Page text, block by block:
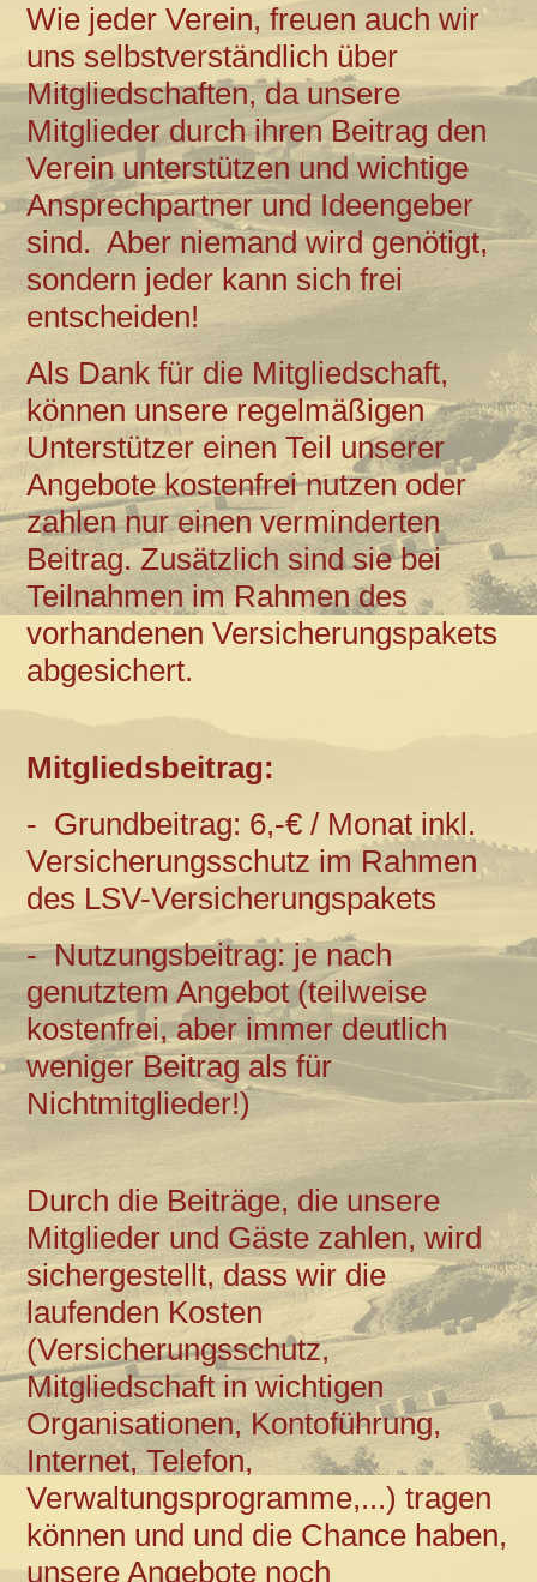
Wie jeder Verein, freuen auch wir
uns selbstverständlich über
Mitgliedschaften, da unsere
Mitglieder durch ihren Beitrag den
Verein unterstützen und wichtige
Ansprechpartner und Ideengeber
sind. Aber niemand wird genötigt,
sondern jeder kann sich frei
entscheiden!
Als Dank für die Mitgliedschaft,
können unsere regelmäßigen
Unterstützer einen Teil unserer
Angebote kostenfrei nutzen oder
zahlen nur einen verminderten
Beitrag. Zusätzlich sind sie bei
Teilnahmen im Rahmen des
vorhandenen Versicherungspakets
abgesichert.
Mitgliedsbeitrag:
- Grundbeitrag: 6,-€ / Monat inkl.
Versicherungsschutz im Rahmen
des LSV-Versicherungspakets
- Nutzungsbeitrag: je nach
genutztem Angebot (teilweise
kostenfrei, aber immer deutlich
weniger Beitrag als für
Nichtmitglieder!)
Durch die Beiträge, die unsere
Mitglieder und Gäste zahlen, wird
sichergestellt, dass wir die
laufenden Kosten
(Versicherungsschutz,
Mitgliedschaft in wichtigen
Organisationen, Kontoführung,
Internet, Telefon,
Verwaltungsprogramme,...) tragen
können und und die Chance haben,
unsere Angebote noch